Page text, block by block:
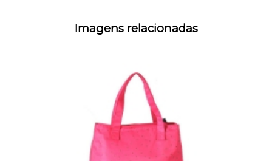
Imagens relacionadas